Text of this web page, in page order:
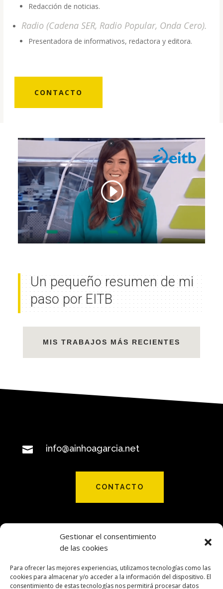
Gestionar el consentimiento
de las cookies
Para ofrecer las mejores experiencias, utilizamos tecnologías como las
cookies para almacenar y/o acceder a la información del dispositivo. El
consentimiento de estas tecnologías nos permitirá procesar datos
Redacción de noticias.
Radio (Cadena SER, Radio Popular, Onda Cero).
Presentadora de informativos, redactora y editora.
CONTACTO
Un pequeño resumen de mi
paso por EITB
MIS TRABAJOS MÁS RECIENTES
 info@ainhoagarcia.net
CONTACTO